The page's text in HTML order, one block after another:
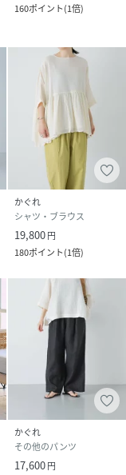
160ポイント(1倍)
かぐれ
シャツ・ブラウス
19,800円
180ポイント(1倍)
かぐれ
その他のパンツ
17,600円